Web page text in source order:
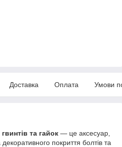
Доставка Оплата Умови
та гайок — це аксесуар,
покриття болтів та